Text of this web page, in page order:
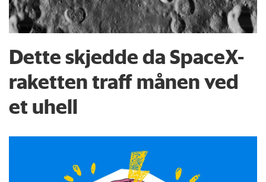
Dette skjedde da SpaceX-
raketten traff månen ved
et uhell